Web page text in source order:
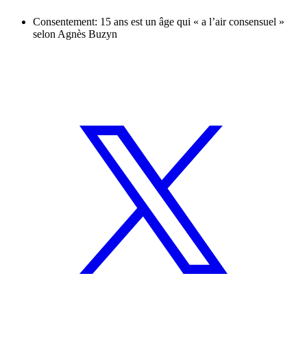
Consentement: 15 ans est un âge qui « a l’air consensuel »
selon Agnès Buzyn